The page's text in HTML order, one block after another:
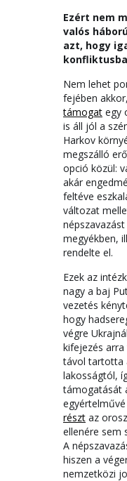
Ezért nem
valós
azt, hogy
Nem lehet
fejében
támogat egy
is áll jól a
Harkov
megszálló
opció közül:
akár
feltéve
változat
megyékben,
rendelte el.
Ezek az
nagy a baj
vezetés
hogy
végre
kifejezés
távol tartotta
lakosságtól,
támogatását
részt az
ellenére sem
A
hiszen a
nemzetközi